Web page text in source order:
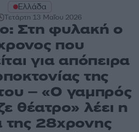
Ελλάδα
Τετάρτη 13 Μαΐου 2026
Στη φυλακή ο
που
για απόπειρα
της
– «Ο γαμπρός
θέατρο» λέει η
της 28χρονης